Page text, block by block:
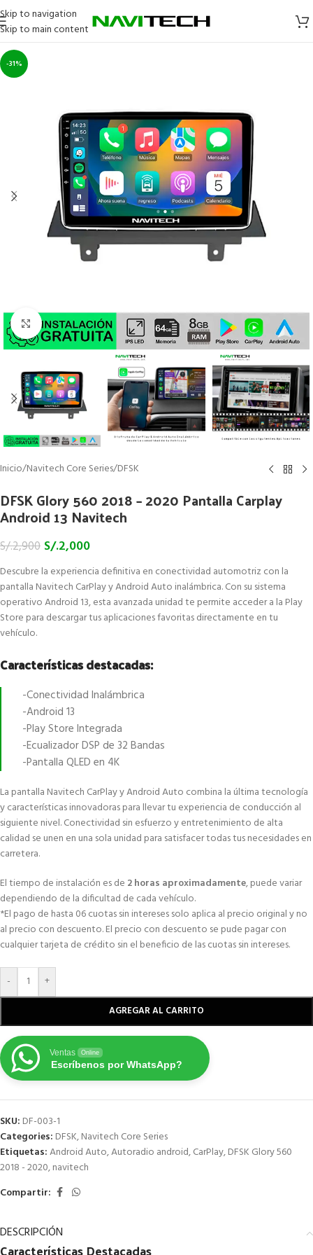
Skip to navigation
Skip to main content
-31%
Click to enlarge
Inicio/Navitech Core Series/DFSK
DFSK Glory 560 2018 – 2020 Pantalla Carplay
Android 13 Navitech
S/.2,900 S/.2,000
Descubre la experiencia definitiva en conectividad automotriz con la
pantalla Navitech CarPlay y Android Auto inalámbrica. Con su sistema
operativo Android 13, esta avanzada unidad te permite acceder a la Play
Store para descargar tus aplicaciones favoritas directamente en tu
vehículo.
Características destacadas:
-Conectividad Inalámbrica
-Android 13
-Play Store Integrada
-Ecualizador DSP de 32 Bandas
-Pantalla QLED en 4K
La pantalla Navitech CarPlay y Android Auto combina la última tecnología
y características innovadoras para llevar tu experiencia de conducción al
siguiente nivel. Conectividad sin esfuerzo y entretenimiento de alta
calidad se unen en una sola unidad para satisfacer todas tus necesidades en
carretera.
El tiempo de instalación es de 2 horas aproximadamente, puede variar
dependiendo de la dificultad de cada vehículo.
*El pago de hasta 06 cuotas sin intereses solo aplica al precio original y no
al precio con descuento. El precio con descuento se pude pagar con
cualquier tarjeta de crédito sin el beneficio de las cuotas sin intereses.
- +
AGREGAR AL CARRITO
Ventas Online
Escríbenos por WhatsApp?
SKU: DF-003-1
Categories: DFSK,Navitech Core Series
Etiquetas:Android Auto,Autoradio android,CarPlay,DFSK Glory 560
2018 - 2020,navitech
Compartir:
DESCRIPCIÓN